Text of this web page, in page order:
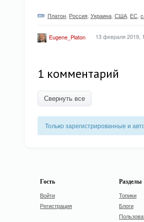
Платон, Россия, Украина, США, ЕС,
Eugene_Platon 13 февраля 2019,
1 комментарий
Свернуть все
Только зарегистрированные и
Гость
Войти
Регистрация
Разделы
Топики
Блоги